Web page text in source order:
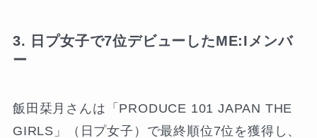
3. 日プ女子で7位デビューしたME:Iメンバ
ー
飯田栞月さんは「PRODUCE 101 JAPAN THE
GIRLS」（日プ女子）で最終順位7位を獲得し、